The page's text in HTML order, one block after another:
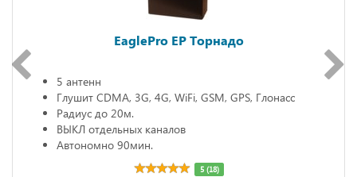
EaglePro EP Торнадо
5 антенн
Глушит CDMA, 3G, 4G, WiFi, GSM, GPS, Глонасс
Радиус до 20м.
ВЫКЛ отдельных каналов
Автономно 90мин.
5 (18)